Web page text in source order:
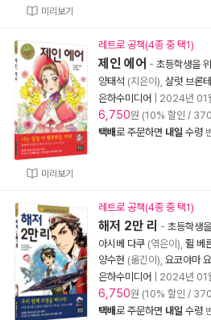
미리보기
미리보기
레트로 공책(4종 중 택1)
제인 에어 - 초등학생을
양태석 (지은이), 샬럿 브론테
은하수미디어
2024년 01
6,750원 (10% 할인 /
택배로 주문하면 내일 수령
레트로 공책(4종 중 택1)
해저 2만 리 - 초등학생
아시베 다쿠 (엮은이), 쥘 베
양수현 (옮긴이), 요코야마
은하수미디어
2024년 01
6,750원 (10% 할인 /
택배로 주문하면 내일 수령